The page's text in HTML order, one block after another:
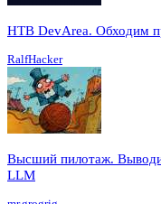
HTB DevArea. Обходим
RalfHacker
Высший пилотаж.
LLM